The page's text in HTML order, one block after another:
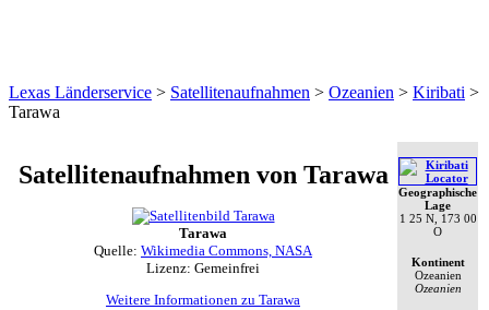
Lexas Länderservice > Satellitenaufnahmen > Ozeanien > Kiribati >
Tarawa
Satellitenaufnahmen von Tarawa
Tarawa
Quelle: Wikimedia Commons, NASA
Lizenz: Gemeinfrei
Weitere Informationen zu Tarawa
Geographische
Lage
1 25 N, 173 00
O
Kontinent
Ozeanien
Ozeanien